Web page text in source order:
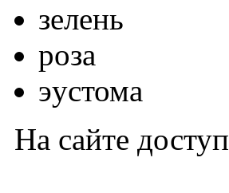
зелень
роза
эустома
На сайте